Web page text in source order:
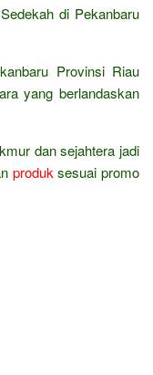
di Pekanbaru
Provinsi Riau
yang berlandaskan
dan sejahtera jadi
produk sesuai promo